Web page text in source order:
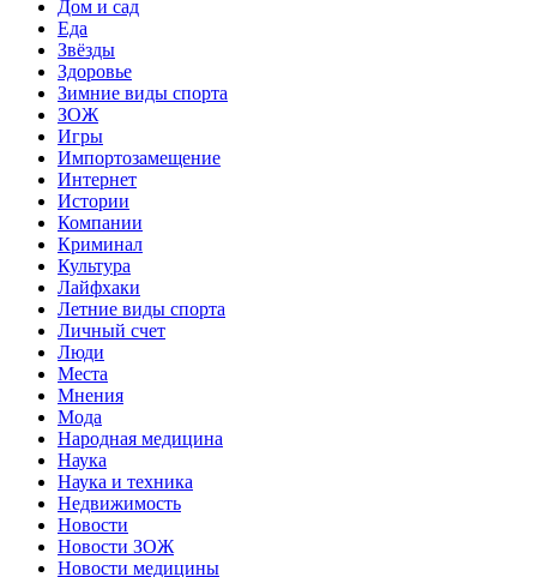
Дом и сад
Еда
Звёзды
Здоровье
Зимние виды спорта
ЗОЖ
Игры
Импортозамещение
Интернет
Истории
Компании
Криминал
Культура
Лайфхаки
Летние виды спорта
Личный счет
Люди
Места
Мнения
Мода
Народная медицина
Наука
Наука и техника
Недвижимость
Новости
Новости ЗОЖ
Новости медицины